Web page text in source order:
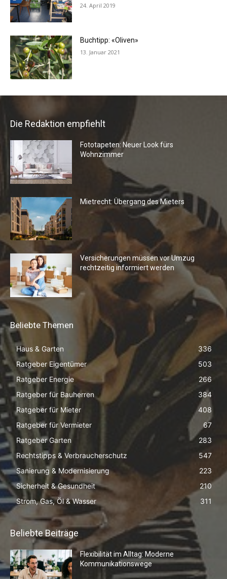
24. April 2019
Buchtipp: «Oliven»
13. Januar 2021
Die Redaktion empfiehlt
Fototapeten: Neuer Look fürs
Wohnzimmer
Mietrecht: Übergang des Mieters
Versicherungen müssen vor Umzug
rechtzeitig informiert werden
Beliebte Themen
Haus & Garten
336
Ratgeber Eigentümer
503
Ratgeber Energie
266
Ratgeber für Bauherren
384
Ratgeber für Mieter
408
Ratgeber für Vermieter
67
Ratgeber Garten
283
Rechtstipps & Verbraucherschutz
547
Sanierung & Modernisierung
223
Sicherheit & Gesundheit
210
Strom, Gas, Öl & Wasser
311
Beliebte Beiträge
Flexibilität im Alltag: Moderne
Kommunikationswege